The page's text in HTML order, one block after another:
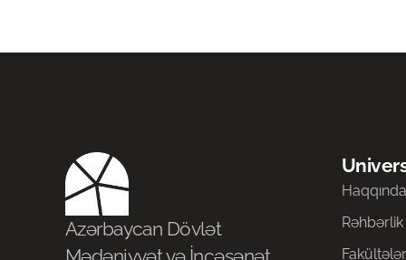
Azərbaycan Dövlət
Haqqında
Rəhbərlik
Fakültələr